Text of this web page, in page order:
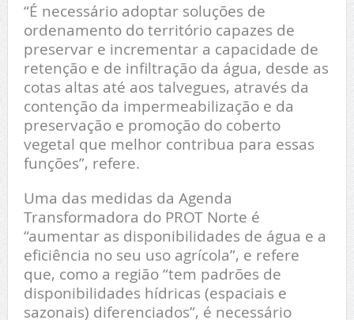
“É necessário adoptar soluções de
ordenamento do território capazes de
preservar e incrementar a capacidade de
retenção e de infiltração da água, desde as
cotas altas até aos talvegues, através da
contenção da impermeabilização e da
preservação e promoção do coberto
vegetal que melhor contribua para essas
funções”, refere.
Uma das medidas da Agenda
Transformadora do PROT Norte é
“aumentar as disponibilidades de água e a
eficiência no seu uso agrícola”, e refere
que, como a região “tem padrões de
disponibilidades hídricas (espaciais e
sazonais) diferenciados”, é necessário